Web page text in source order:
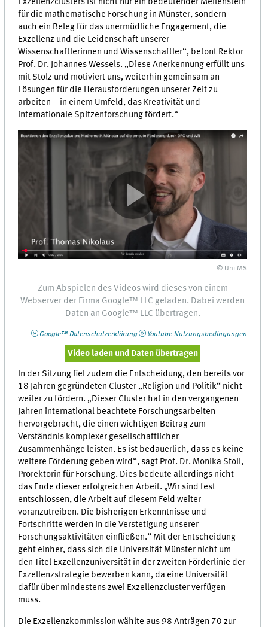
für die mathematische Forschung in Münster, sondern
auch ein Beleg für das unermüdliche Engagement, die
Exzellenz und die Leidenschaft unserer
Wissenschaftlerinnen und Wissenschaftler“, betont Rektor
Prof. Dr. Johannes Wessels. „Diese Anerkennung erfüllt uns
mit Stolz und motiviert uns, weiterhin gemeinsam an
Lösungen für die Herausforderungen unserer Zeit zu
arbeiten – in einem Umfeld, das Kreativität und
internationale Spitzenforschung fördert.“
© Uni MS
Zum Abspielen des Videos wird dieses von einem
Webserver der Firma Google™ LLC geladen. Dabei werden
Daten an Google™ LLC übertragen.
Google™ Datenschutzerklärung Youtube Nutzungsbedingungen
Video laden und Daten übertragen
In der Sitzung fiel zudem die Entscheidung, den bereits vor
18 Jahren gegründeten Cluster „Religion und Politik“ nicht
weiter zu fördern. „Dieser Cluster hat in den vergangenen
Jahren international beachtete Forschungsarbeiten
hervorgebracht, die einen wichtigen Beitrag zum
Verständnis komplexer gesellschaftlicher
Zusammenhänge leisten. Es ist bedauerlich, dass es keine
weitere Förderung geben wird“, sagt Prof. Dr. Monika Stoll,
Prorektorin für Forschung. Dies bedeute allerdings nicht
das Ende dieser erfolgreichen Arbeit. „Wir sind fest
entschlossen, die Arbeit auf diesem Feld weiter
voranzutreiben. Die bisherigen Erkenntnisse und
Fortschritte werden in die Verstetigung unserer
Forschungsaktivitäten einfließen.“ Mit der Entscheidung
geht einher, dass sich die Universität Münster nicht um
den Titel Exzellenzuniversität in der zweiten Förderlinie der
Exzellenzstrategie bewerben kann, da eine Universität
dafür über mindestens zwei Exzellenzcluster verfügen
muss.
Die Exzellenzkommission wählte aus 98 Anträgen 70 zur